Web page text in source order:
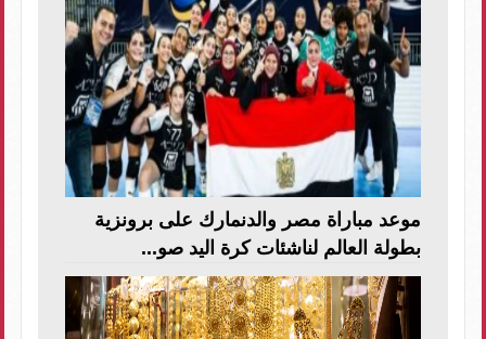
موعد مباراة مصر والدنمارك على برونزية
بطولة العالم لناشئات كرة اليد صو...